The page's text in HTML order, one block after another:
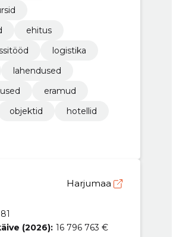
ehitus
logistika
lahendused
eramud
objektid
hotellid
Harjumaa
81
(2026): 16 796 763 €